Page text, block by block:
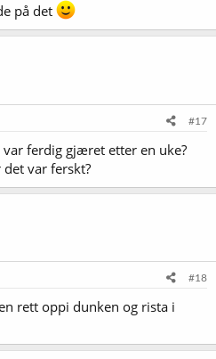
på det
#17
ferdig gjæret etter en uke?
var ferskt?
#18
rett oppi dunken og rista i